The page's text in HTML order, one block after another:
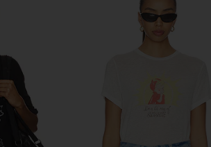
Country
Crimson